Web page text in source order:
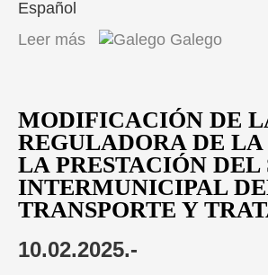
Español
Leer más sobre Entroido 2025: programación
Galego
MODIFICACIÓN DE
REGULADORA DE
LA PRESTACIÓN DEL
INTERMUNICIPAL
TRANSPORTE Y
10.02.2025.-